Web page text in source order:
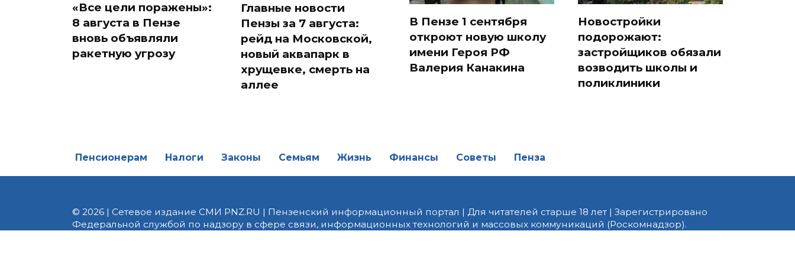
«Все цели поражены»:
8 августа в Пензе
вновь объявляли
ракетную угрозу
Главные новости
Пензы за 7 августа:
рейд на Московской,
новый аквапарк в
хрущевке, смерть на
аллее
В Пензе 1 сентября
откроют новую школу
имени Героя РФ
Валерия Канакина
Новостройки
подорожают:
застройщиков обязали
возводить школы и
поликлиники
Пенсионерам Налоги Законы Семьям Жизнь Финансы Советы Пенза
© 2026 | Сетевое издание СМИ PNZ.RU | Пензенский информационный портал | Для читателей старше 18 лет | Зарегистрировано
Федеральной службой по надзору в сфере связи, информационных технологий и массовых коммуникаций (Роскомнадзор).